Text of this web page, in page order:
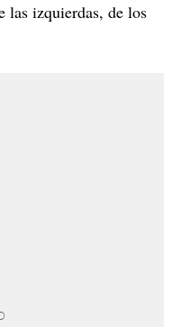
las izquierdas, de los